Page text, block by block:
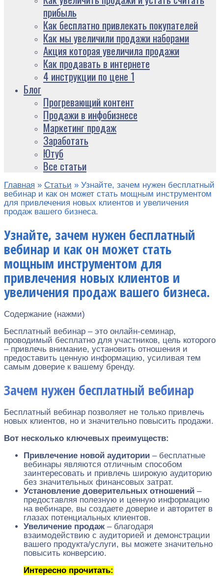
прибыль
Как бесплатно привлекать покупателей
Как мы увеличили продажи наборами
Акция которая увеличила продажи
Как продавать в интернете
4 инструкции по цене 1
Блог
Прогревающий контент
Продажи в инфобизнесе
Маркетинг продаж
Заработать
Ютуб
Все статьи
Главная » Статьи » Узнайте, зачем нужен бесплатный
вебинар и как он может стать мощным инструментом
для привлечения новых клиентов и увеличения
продаж вашего бизнеса.
Узнайте, зачем нужен бесплатный
вебинар и как он может стать
мощным инструментом для
привлечения новых клиентов и
увеличения продаж вашего бизнеса.
Содержание (нажми)
Бесплатный вебинар – это онлайн-семинар,
проводимый бесплатно для участников, цель которого
– привлечь внимание, установить отношения и
предоставить ценную информацию, усиливая тем
самым доверие к вашему бренду.
Зачем нужен бесплатный вебинар
Бесплатный вебинар позволяет не только привлечь
новых клиентов, но и значительно повысить продажи.
Вот несколько ключевых преимуществ:
Привлечение новой аудитории – бесплатные
вебинары являются отличным способом
заинтересовать и привлечь широкую аудиторию
без значительных финансовых затрат.
Установление доверительных отношений –
предоставляя полезную и ценную информацию
на вебинаре, вы создаете доверие и авторитет в
глазах потенциальных клиентов.
Увеличение продаж – благодаря
взаимодействию с аудиторией и демонстрации
вашего продукта/услуги, вы можете значительно
повысить конверсию.
Интересно прочитать: